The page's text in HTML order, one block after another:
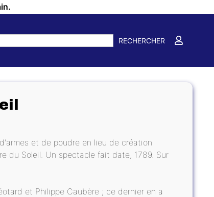
RECHERCHER
et de poudre en lieu de création
du Soleil. Un spectacle fait date, 1789. Sur
et Philippe Caubère ; ce dernier en a